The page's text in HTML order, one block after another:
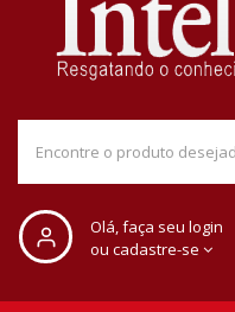
Olá, faça seu login
ou cadastre-se